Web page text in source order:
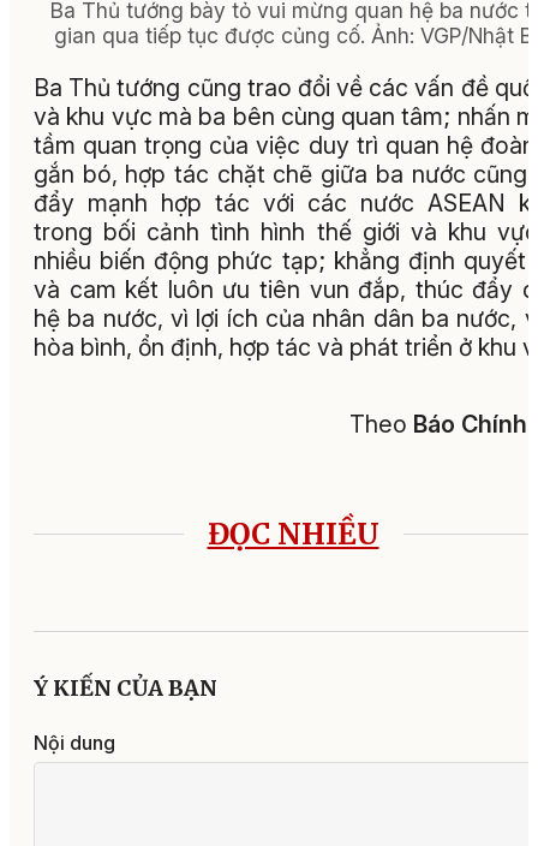
Ba Thủ tướng bày tỏ vui mừng quan hệ ba nước
gian qua tiếp tục được củng cố. Ảnh: VGP/Nhật
Ba Thủ tướng cũng trao đổi về các vấn đề
và khu vực mà ba bên cùng quan tâm; nhấn
tầm quan trọng của việc duy trì quan hệ
gắn bó, hợp tác chặt chẽ giữa ba nước cũng
đẩy mạnh hợp tác với các nước ASEAN
trong bối cảnh tình hình thế giới và khu
nhiều biến động phức tạp; khẳng định quyết
và cam kết luôn ưu tiên vun đắp, thúc đẩy
hệ ba nước, vì lợi ích của nhân dân ba nước,
hòa bình, ổn định, hợp tác và phát triển ở khu
Theo Báo Chính
ĐỌC NHIỀU
Ý KIẾN CỦA BẠN
Nội dung